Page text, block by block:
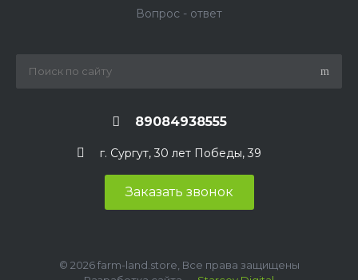
Вопрос - ответ
89084938555
г. Сургут, 30 лет Победы, 39
Заказать звонок
© 2026 farm-land.store, Все права защищены